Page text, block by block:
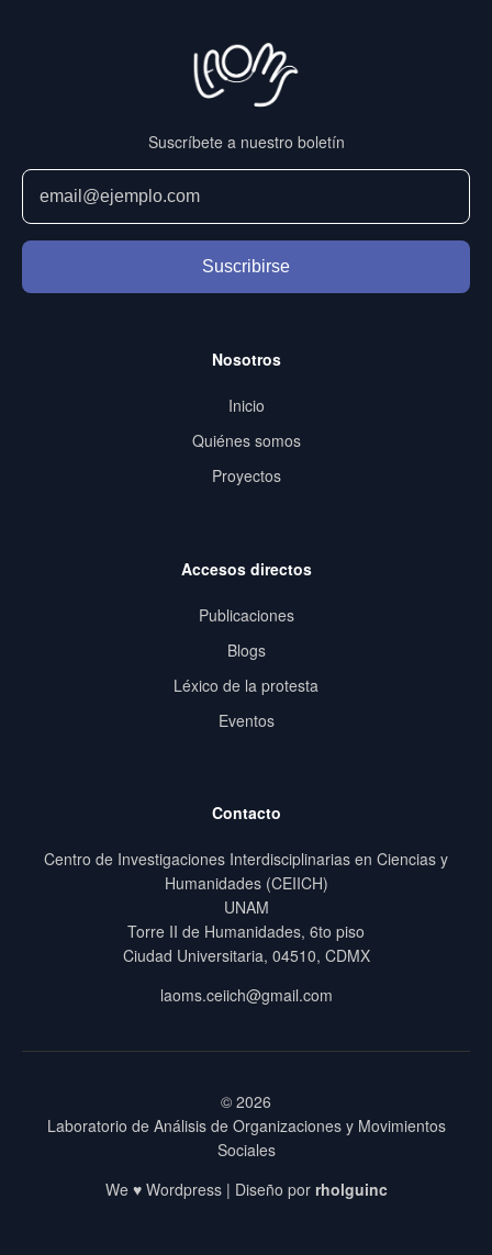
Suscríbete a nuestro boletín
Suscribirse
Nosotros
Inicio
Quiénes somos
Proyectos
Accesos directos
Publicaciones
Blogs
Léxico de la protesta
Eventos
Contacto
Centro de Investigaciones Interdisciplinarias en Ciencias y
Humanidades (CEIICH)
UNAM
Torre II de Humanidades, 6to piso
Ciudad Universitaria, 04510, CDMX
laoms.ceiich@gmail.com
© 2026
Laboratorio de Análisis de Organizaciones y Movimientos
Sociales
We ♥ Wordpress | Diseño por rholguinc